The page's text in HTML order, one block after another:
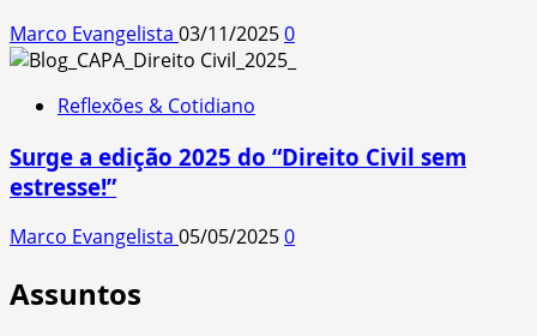
Marco Evangelista 03/11/20250
Reflexões & Cotidiano
Surge a edição 2025 do “Direito Civil sem
estresse!”
Marco Evangelista 05/05/20250
Assuntos